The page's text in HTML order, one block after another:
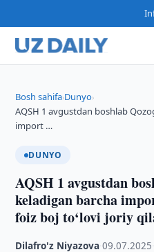
Bosh sahifa›Dunyo›
AQSH 1 avgustdan boshlab
import …
DUNYO
AQSH 1 avgustdan
keladigan barcha
foiz boj to‘lovi joriy
Dilafro'z Niyazova ·09.07.2025